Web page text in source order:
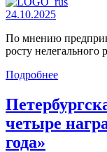
24.10.2025
По мнению
росту нелегального
Подробнее
четыре
года»